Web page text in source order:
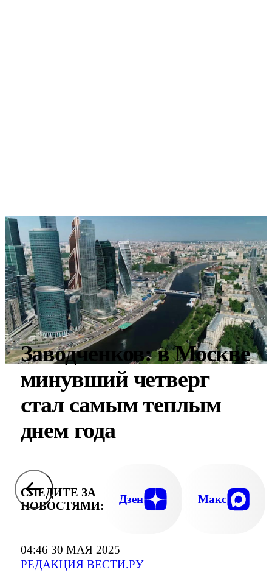
04:46 30 МАЯ 2025
РЕДАКЦИЯ ВЕСТИ.РУ
Заводченков: в Москве
минувший четверг
стал самым теплым
днем года
СЛЕДИТЕ ЗА
НОВОСТЯМИ:
Дзен Макс